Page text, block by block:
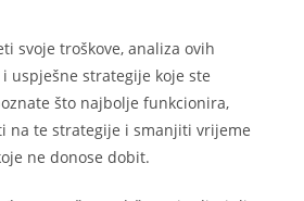
svoje troškove, analiza ovih
uspješne strategije koje ste
što najbolje funkcionira,
na te strategije i smanjiti vrijeme
ne donose dobit.